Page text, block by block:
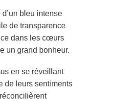
bleu intense
de transparence
dans les cœurs
un grand bonheur.
en se réveillant
de leurs sentiments